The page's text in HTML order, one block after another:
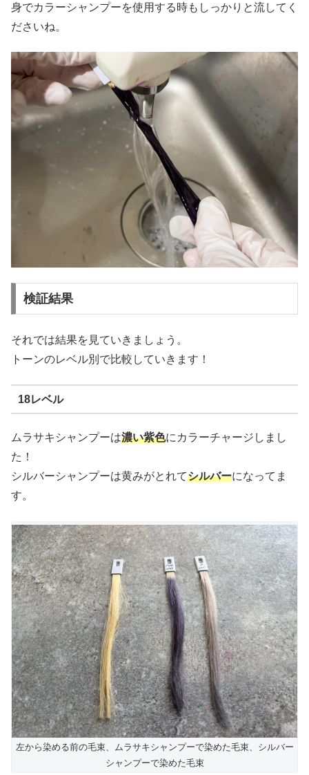
身でカラーシャンプーを使用する時もしっかりと流してく
ださいね。
検証結果
それでは結果を見ていきましょう。
トーンのレベル別で比較していきます！
18レベル
ムラサキシャンプーは濃い紫色にカラーチャージしまし
た！
シルバーシャンプーは黄みがとれてシルバーになってま
す。
左から染める前の毛束、ムラサキシャンプーで染めた毛束、シルバー
シャンプーで染めた毛束